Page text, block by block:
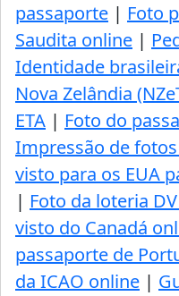
passaporte | Foto
Saudita online |
Identidade
Nova Zelândia
ETA | Foto do
Impressão de
visto para os EUA
| Foto da loteria
visto do Canadá
passaporte de
da ICAO online |